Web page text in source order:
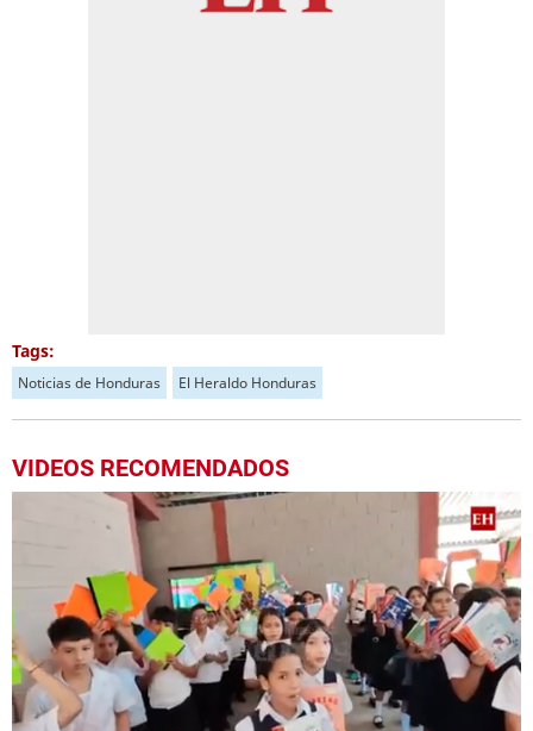
Tags:
Noticias de Honduras El Heraldo Honduras
VIDEOS RECOMENDADOS